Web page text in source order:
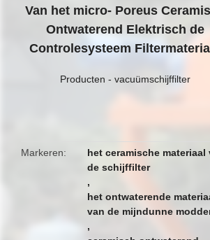
Van het micro- Poreus
Ontwaterend Elektrisch de
Controlesysteem
Producten - vacuümschijffilter
Markeren
het ceramische materiaal
de schijffilter
,
het ontwaterende
van de mijndunne
,